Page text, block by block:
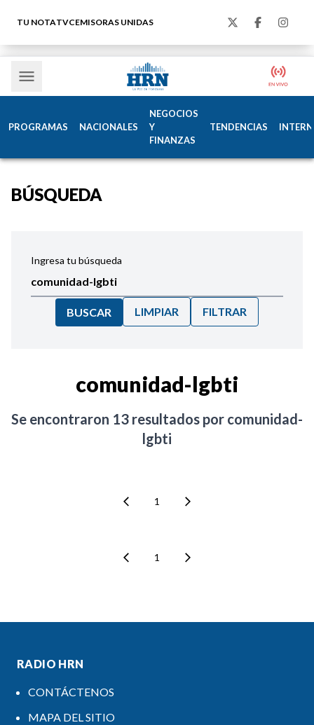
TU NOTATVCEMISORAS UNIDAS
PROGRAMAS NACIONALES
NEGOCIOS
Y
FINANZAS
TENDENCIAS
BÚSQUEDA
Ingresa tu búsqueda
BUSCAR LIMPIAR FILTRAR
comunidad-lgbti
Se encontraron 13 resultados por comunidad-
lgbti
1
1
RADIO HRN
CONTÁCTENOS
MAPA DEL SITIO